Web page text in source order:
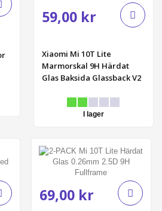
59,00 kr
Xiaomi Mi 10T Lite
Marmorskal 9H Härdat
Glas Baksida Glassback V2
I lager
69,00 kr